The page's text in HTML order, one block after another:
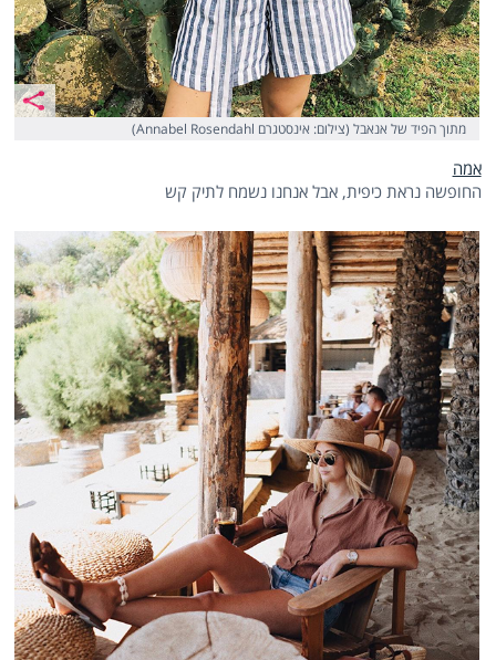
מתוך הפיד של אנאבל (צילום: אינסטגרם Annabel Rosendahl)
אמה
החופשה נראת כיפית, אבל אנחנו נשמח לתיק קש